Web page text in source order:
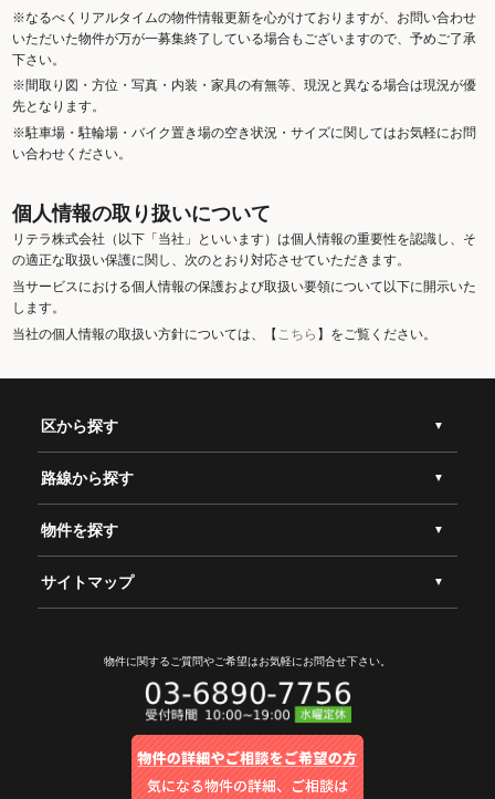
※なるべくリアルタイムの物件情報更新を心がけておりますが、お問い合わせ
いただいた物件が万が一募集終了している場合もございますので、予めご了承
下さい。
※間取り図・方位・写真・内装・家具の有無等、現況と異なる場合は現況が優
先となります。
※駐車場・駐輪場・バイク置き場の空き状況・サイズに関してはお気軽にお問
い合わせください。
個人情報の取り扱いについて
リテラ株式会社（以下「当社」といいます）は個人情報の重要性を認識し、そ
の適正な取扱い保護に関し、次のとおり対応させていただきます。
当サービスにおける個人情報の保護および取扱い要領について以下に開示いた
します。
当社の個人情報の取扱い方針については、【こちら 】をご覧ください。
区から探す
路線から探す
物件を探す
サイトマップ
物件に関するご質問やご希望はお気軽にお問合せ下さい。